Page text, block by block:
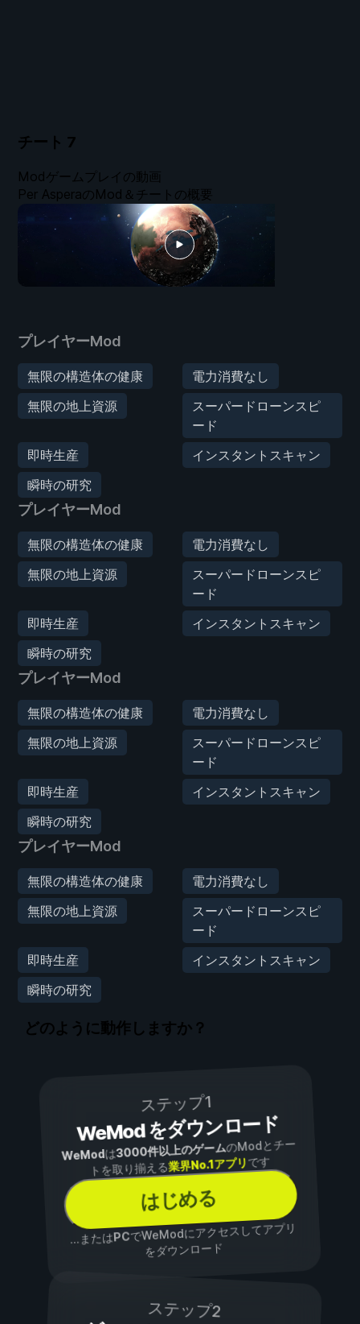
チート 7
プレイヤーMod
無限の構造体の健康
電力消費なし
無限の地上資源
スーパードローンスピ
ード
即時生産
インスタントスキャン
瞬時の研究
プレイヤーMod
無限の構造体の健康
電力消費なし
無限の地上資源
スーパードローンスピ
ード
即時生産
インスタントスキャン
瞬時の研究
プレイヤーMod
無限の構造体の健康
電力消費なし
無限の地上資源
スーパードローンスピ
ード
即時生産
インスタントスキャン
瞬時の研究
プレイヤーMod
無限の構造体の健康
電力消費なし
無限の地上資源
スーパードローンスピ
ード
即時生産
インスタントスキャン
瞬時の研究
Modゲームプレイの動画
Per AsperaのMod＆チートの概要
どのように動作しますか？
ステップ1
WeMod をダウンロード
WeModは3000件以上のゲームのModとチー
トを取り揃える業界No.1アプリです
はじめる
...またはPCでWeModにアクセスしてアプリ
をダウンロード
ステップ2